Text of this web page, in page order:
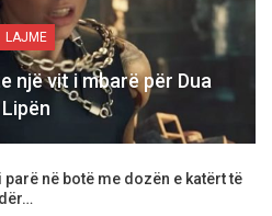
LAJME
një vit i mbarë për Dua
Lipën
parë në botë me dozën e katërt të